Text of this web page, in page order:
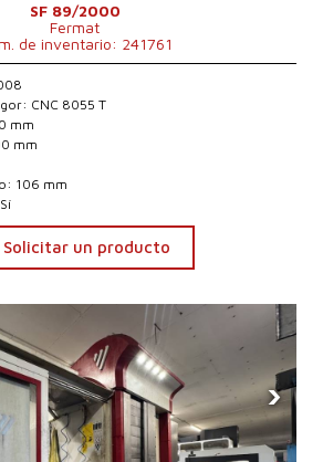
SF 89/2000
Fermat
de inventario: 241761
CNC 8055 T
mm
mm
106 mm
Solicitar un producto
›